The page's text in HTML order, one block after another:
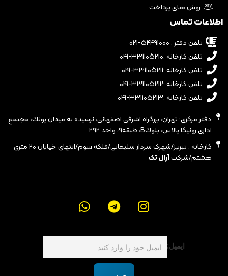
روش های پرداخت
اطلاعات تماس
تلفن دفتر : ۵۴۴۹۱۰۰۰-۰۲۱
تلفن کارخانه :۳۳۱۱۰۵۲۱۰-۰۴۱
تلفن کارخانه :۳۳۱۱۰۵۲۱۱-۰۴۱
تلفن کارخانه :۳۳۱۱۰۵۲۱۲-۰۴۱
تلفن کارخانه :۳۳۱۱۰۵۲۱۳-۰۴۱
دفتر مرکزی: تهران، بزرگراه اشرفى اصفهانى، نرسيده به ميدان پونك، مجتمع
ادارى رونيكا پالاس، بلوكB، طبقه٩، واحد ٢٩٢
کارخانه : تبریز/شهرک سردار سلیمانی/فلکه سوم/انتهای خیابان ۲۰ متری
هشتم/شرکتآرال تک
ایمیل: